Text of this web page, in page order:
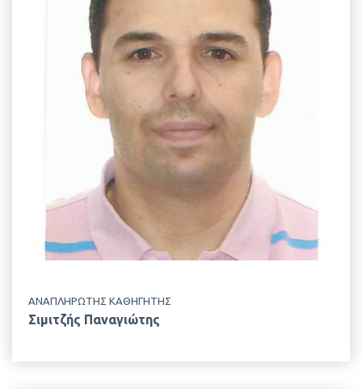
ΑΝΑΠΛΗΡΩΤΗΣ ΚΑΘΗΓΗΤΗΣ
Σιμιτζής Παναγιώτης
pansimitzis@aua.gr
+30 210 529 4427
Κτίριο Δημακόπουλου, 2ος Όροφος
Γενικής & Ειδικής Ζωοτεχνίας